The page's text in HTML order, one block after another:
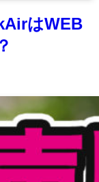
はWEB